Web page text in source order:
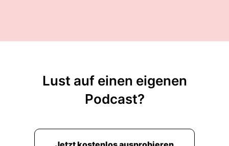
Lust auf einen eigenen
Podcast?